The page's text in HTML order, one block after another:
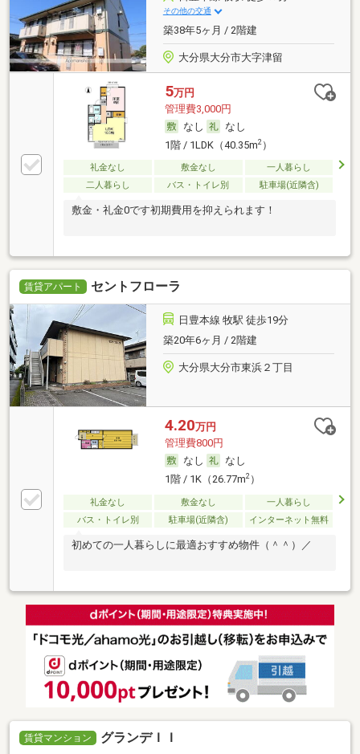
その他の交通
築38年5ヶ月 / 2階建
大分県大分市大字津留
5万円
管理費3,000円
なし
なし
1階 / 1LDK（40.35m2）
礼金なし 敷金なし
一人暮らし
二人暮らし
バス・トイレ別 駐車場(近隣含)
敷金・礼金0です初期費用を抑えられます！
賃貸アパート セントフローラ
日豊本線 牧駅 徒歩19分
築20年6ヶ月 / 2階建
大分県大分市東浜２丁目
4.20万円
管理費800円
なし
なし
1階 / 1K（26.77m2）
礼金なし 敷金なし
一人暮らし
バス・トイレ別
駐車場(近隣含) インターネット無料
初めての一人暮らしに最適おすすめ物件（＾＾）／
賃貸マンション グランデＩＩ